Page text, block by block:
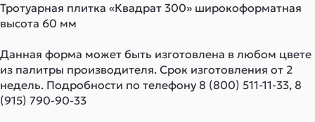
Тротуарная плитка «Квадрат 300» широкоформатная
высота 60 мм
Данная форма может быть изготовлена в любом цвете
из палитры производителя. Срок изготовления от 2
недель. Подробности по телефону 8 (800) 511-11-33, 8
(915) 790-90-33